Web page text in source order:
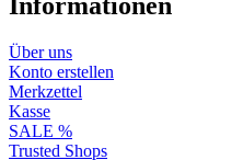
Über uns
Konto erstellen
Merkzettel
Kasse
SALE %
Trusted Shops